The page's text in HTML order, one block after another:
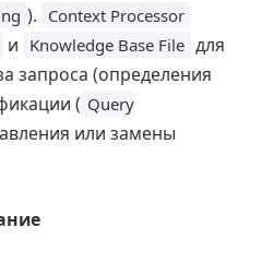
). Context Processor
и Knowledge Base File для
запроса (определения
( Query
или замены